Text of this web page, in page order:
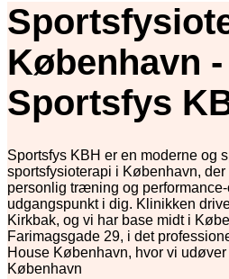
København -
Sportsfys
Sportsfys KBH er en moderne og
sportsfysioterapi i København,
personlig træning og
udgangspunkt i dig. Klinikken
Kirkbak, og vi har base midt i
Farimagsgade 29, i det
House København, hvor vi
København